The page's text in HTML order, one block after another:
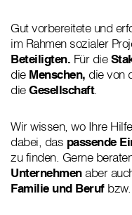
Gut vorbereitete und
im Rahmen sozialer
Beteiligten. Für die
die Menschen, die von
dieGesellschaft.
Wir wissen, wo Ihre
dabei, das passende
zu finden. Gerne
Unternehmenaber
Familie und Berufbzw.